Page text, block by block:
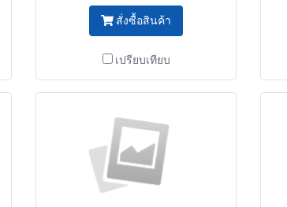
สั่งซื้อสินค้า
เปรียบเทียบ